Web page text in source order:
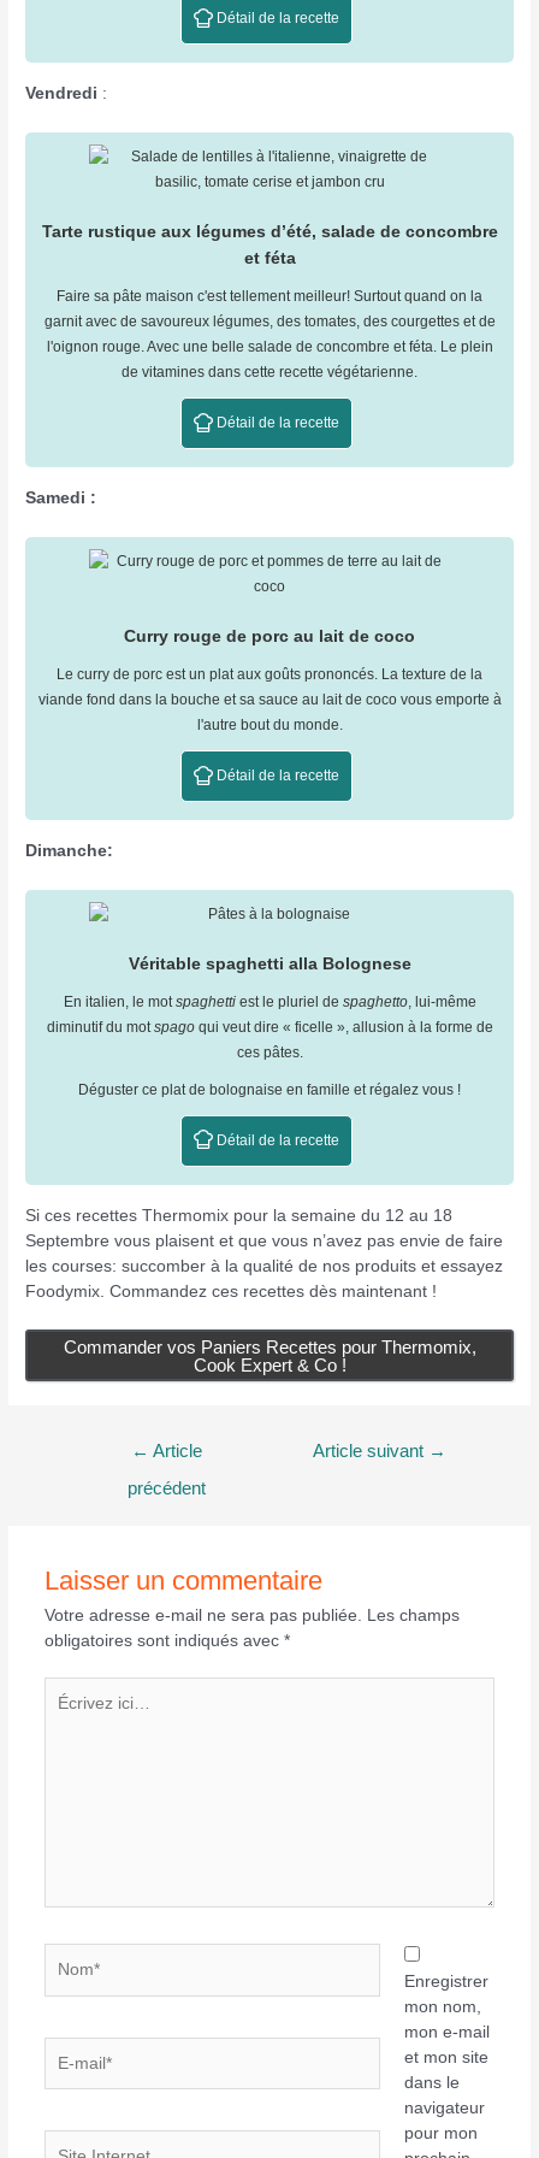
Détail de la recette
Vendredi :
Tarte rustique aux légumes d’été, salade de concombre
et féta
Faire sa pâte maison c'est tellement meilleur! Surtout quand on la
garnit avec de savoureux légumes, des tomates, des courgettes et de
l'oignon rouge. Avec une belle salade de concombre et féta. Le plein
de vitamines dans cette recette végétarienne.
Détail de la recette
Samedi :
Curry rouge de porc au lait de coco
Le curry de porc est un plat aux goûts prononcés. La texture de la
viande fond dans la bouche et sa sauce au lait de coco vous emporte à
l'autre bout du monde.
Détail de la recette
Dimanche:
Véritable spaghetti alla Bolognese
En italien, le mot spaghettiest le pluriel de spaghetto, lui-même
diminutif du mot spagoqui veut dire « ficelle », allusion à la forme de
ces pâtes.
Déguster ce plat de bolognaise en famille et régalez vous !
Détail de la recette
Si ces recettes Thermomix pour la semaine du 12 au 18
Septembre vous plaisent et que vous n’avez pas envie de faire
les courses: succomber à la qualité de nos produits et essayez
Foodymix. Commandez ces recettes dès maintenant !
Commander vos Paniers Recettes pour Thermomix,
Cook Expert & Co !
← Article
précédent
Article suivant →
Laisser un commentaire
Votre adresse e-mail ne sera pas publiée.
Les champs
obligatoires sont indiqués avec *
Écrivez
ici…
mail*
Enregistrer
mon nom,
mon e-mail
et mon site
dans le
navigateur
pour mon